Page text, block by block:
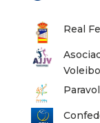
Real